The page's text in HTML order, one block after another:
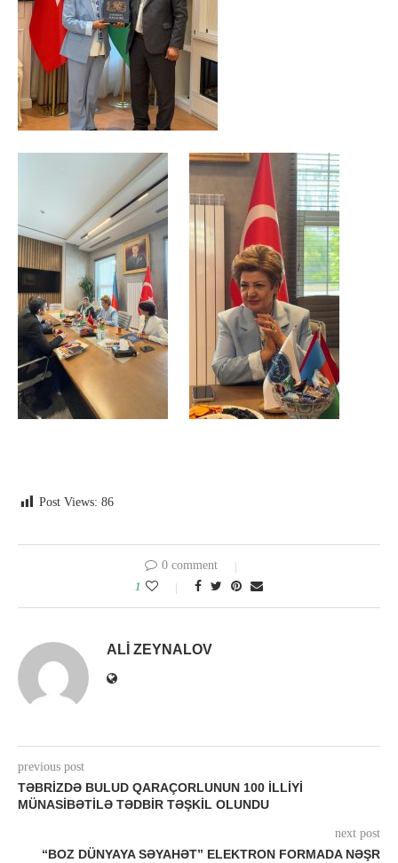
Post Views: 86
0 comment
1
ALI ZEYNALOV
previous post
TƏBRIZDƏ BULUD QARAÇORLUNUN 100 ILLIYI
MÜNASIBƏTILƏ TƏDBIR TƏŞKIL OLUNDU
next post
“BOZ DÜNYAYA SƏYAHƏT” ELEKTRON FORMADA NƏŞR